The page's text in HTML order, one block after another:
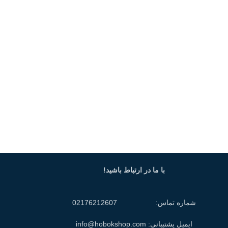
با ما در ارتباط باشید!
شماره تماس: 02176212607
ایمیل پشتیبانی: info@hobokshop.com